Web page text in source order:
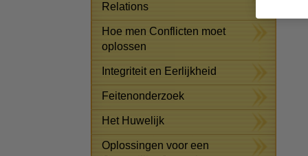
Relations
Hoe men Conflicten moet
oplossen
Integriteit en Eerlijkheid
Feitenonderzoek
Het Huwelijk
Oplossingen voor een